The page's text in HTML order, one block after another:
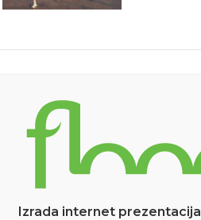
Izrada internet prezentacija